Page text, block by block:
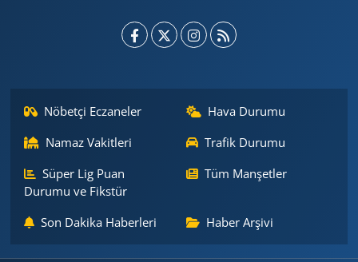
Nöbetçi Eczaneler
Hava Durumu
Namaz Vakitleri
Trafik Durumu
Süper Lig Puan
Durumu ve Fikstür
Tüm Manşetler
Son Dakika Haberleri Haber Arşivi